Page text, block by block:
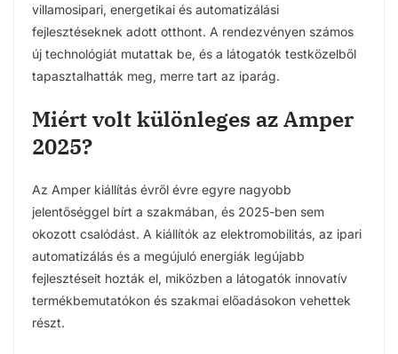
villamosipari, energetikai és automatizálási
fejlesztéseknek adott otthont. A rendezvényen számos
új technológiát mutattak be, és a látogatók testközelből
tapasztalhatták meg, merre tart az iparág.
Miért volt különleges az Amper
2025?
Az Amper kiállítás évről évre egyre nagyobb
jelentőséggel bírt a szakmában, és 2025-ben sem
okozott csalódást. A kiállítók az elektromobilitás, az ipari
automatizálás és a megújuló energiák legújabb
fejlesztéseit hozták el, miközben a látogatók innovatív
termékbemutatókon és szakmai előadásokon vehettek
részt.